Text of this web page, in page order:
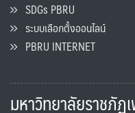
SDGs PBRU
ระบบเลือกตั้งออนไลน์
PBRU INTERNET
มหาวิทยาลัยราชภัฏ